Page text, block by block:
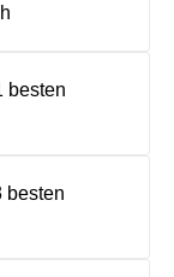
besten
besten